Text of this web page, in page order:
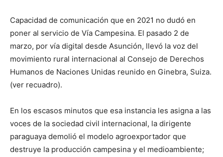
Capacidad de comunicación que en 2021 no dudó en
poner al servicio de Vía Campesina. El pasado 2 de
marzo, por vía digital desde Asunción, llevó la voz del
movimiento rural internacional al Consejo de Derechos
Humanos de Naciones Unidas reunido en Ginebra, Suiza.
(ver recuadro).
En los escasos minutos que esa instancia les asigna a las
voces de la sociedad civil internacional, la dirigente
paraguaya demolió el modelo agroexportador que
destruye la producción campesina y el medioambiente;